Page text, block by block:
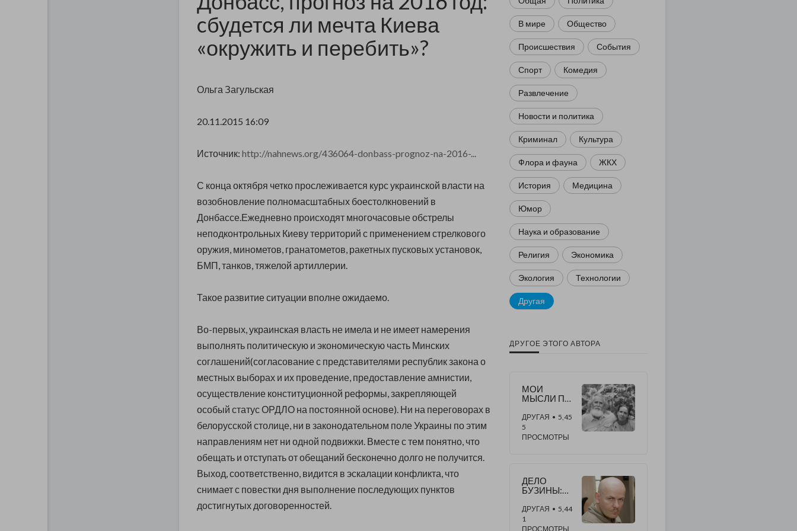
cбудется ли мечта Киева
«окружить и перебить»?
Ольга Загульская
20.11.2015 16:09
Источник: http://nahnews.org/436064-donbass-prognoz-na-2016-...
С конца октября четко прослеживается курс украинской власти на
возобновление полномасштабных боестолкновений в
Донбассе.Ежедневно происходят многочасовые обстрелы
неподконтрольных Киеву территорий с применением стрелкового
оружия, минометов, гранатометов, ракетных пусковых установок,
БМП, танков, тяжелой артиллерии.
Такое развитие ситуации вполне ожидаемо.
Во-первых, украинская власть не имела и не имеет намерения
выполнять политическую и экономическую часть Минских
соглашений(согласование с представителями республик закона о
местных выборах и их проведение, предоставление амнистии,
осуществление конституционной реформы, закрепляющей
особый статус ОРДЛО на постоянной основе). Ни на переговорах в
белорусской столице, ни в законодательном поле Украины по этим
направлениям нет ни одной подвижки. Вместе с тем понятно, что
обещать и отступать от обещаний бесконечно долго не получится.
Выход, соответственно, видится в эскалации конфликта, что
снимает с повестки дня выполнение последующих пунктов
достигнутых договоренностей.
В мире Общество
Происшествия События
Спорт Комедия
Развлечение
Новости и политика
Криминал Культура
Флора и фауна ЖКХ
История Медицина
Юмор
Наука и образование
Религия Экономика
Экология Технологии
Другая
ДРУГОЕ ЭТОГО АВТОРА
​МОИ
МЫСЛИ ПО
ЗАДЕРЖАН
ИЯ
МИРОСЛА
ДРУГАЯ • 5,45
5
ПРОСМОТРЫ
ДЕЛО
БУЗИНЫ:
СМЕРТИ
ПРОДОЛЖ
АЕТ СВОЮ
ДРУГАЯ • 5,44
1
ПРОСМОТРЫ